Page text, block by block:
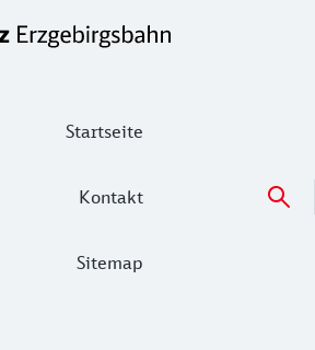
Startseite
Kontakt
Sitemap